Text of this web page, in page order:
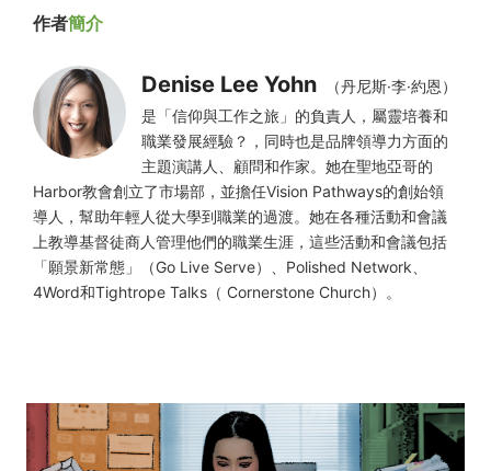
作者簡介
Denise Lee Yohn
（丹尼斯·李·約恩）
是「信仰與工作之旅」的負責人，屬靈培養和
職業發展經驗？，同時也是品牌領導力方面的
主題演講人、顧問和作家。她在聖地亞哥的
Harbor教會創立了市場部，並擔任Vision Pathways的創始領
導人，幫助年輕人從大學到職業的過渡。她在各種活動和會議
上教導基督徒商人管理他們的職業生涯，這些活動和會議包括
「願景新常態」（Go Live Serve）、Polished Network、
4Word和Tightrope Talks（ Cornerstone Church）。